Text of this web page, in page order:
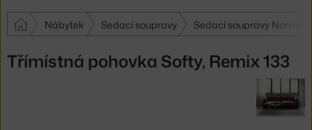
Nábytek Sedací soupravy Sedací soupravy
Třímístná pohovka Softy, Remix 133